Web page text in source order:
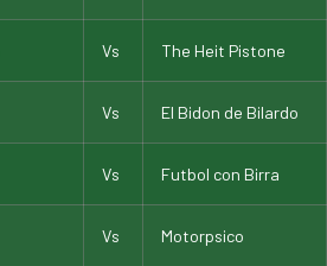
Vs The Heit Pistone
Vs El Bidon de Bilardo
Vs Futbol con Birra
Vs Motorpsico